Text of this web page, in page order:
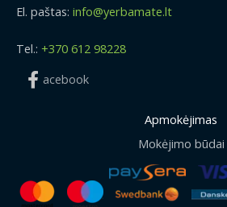
El. paštas: info@yerbamate.lt
Tel.: +370 612 98228
acebook
Apmokėjimas
Mokėjimo būdai